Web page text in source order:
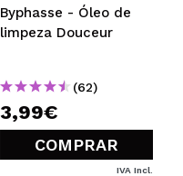
Byphasse - Óleo de
limpeza Douceur
(62)
3,99€
COMPRAR
IVA Incl.